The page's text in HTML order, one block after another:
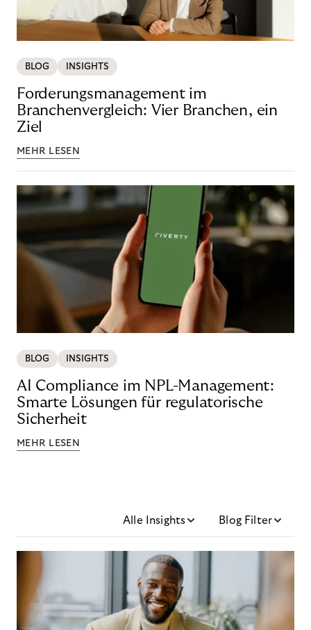
BLOG INSIGHTS
Forderungsmanagement im
Branchenvergleich: Vier Branchen, ein
Ziel
MEHR LESEN
BLOG INSIGHTS
AI Compliance im NPL-Management:
Smarte Lösungen für regulatorische
Sicherheit
MEHR LESEN
Alle Insights Blog Filter